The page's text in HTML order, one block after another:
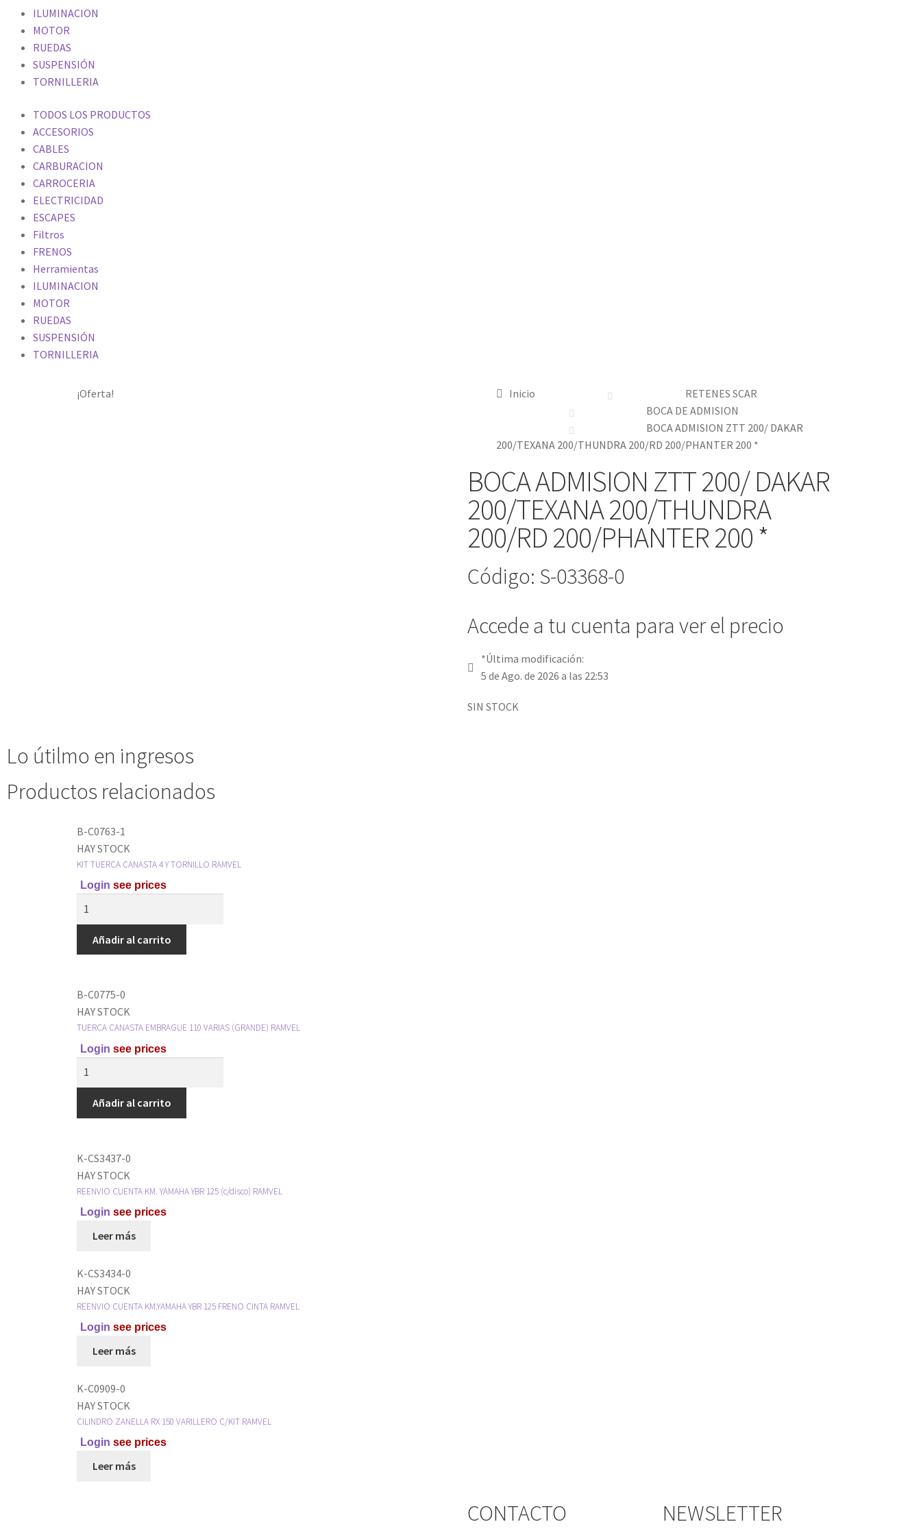
ILUMINACION
MOTOR
RUEDAS
SUSPENSIÓN
TORNILLERIA
TODOS LOS PRODUCTOS
ACCESORIOS
CABLES
CARBURACION
CARROCERIA
ELECTRICIDAD
ESCAPES
Filtros
FRENOS
Herramientas
ILUMINACION
MOTOR
RUEDAS
SUSPENSIÓN
TORNILLERIA
¡Oferta! Inicio
RETENES SCAR
BOCA DE ADMISION
BOCA ADMISION ZTT 200/ DAKAR
200/TEXANA 200/THUNDRA 200/RD 200/PHANTER 200 *
BOCA ADMISION ZTT 200/ DAKAR
200/TEXANA 200/THUNDRA
200/RD 200/PHANTER 200 *
Código: S-03368-0
Accede a tu cuenta para ver el precio
*Última modificación:
5 de Ago. de 2026 a las 22:53
SIN STOCK
Lo útilmo en ingresos
Productos relacionados
B-C0763-1
HAY STOCK
KIT TUERCA CANASTA 4 Y TORNILLO RAMVEL
Login see prices
Añadir al carrito
B-C0775-0
HAY STOCK
TUERCA CANASTA EMBRAGUE 110 VARIAS (GRANDE) RAMVEL
Login see prices
Añadir al carrito
K-CS3437-0
HAY STOCK
REENVIO CUENTA KM. YAMAHA YBR 125 (c/disco) RAMVEL
Login see prices
Leer más
K-CS3434-0
HAY STOCK
REENVIO CUENTA KM.YAMAHA YBR 125 FRENO CINTA RAMVEL
Login see prices
Leer más
K-C0909-0
HAY STOCK
CILINDRO ZANELLA RX 150 VARILLERO C/KIT RAMVEL
Login see prices
Leer más
CONTACTO
NEWSLETTER